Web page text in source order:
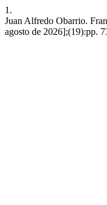
1.
Juan Alfredo Obarrio.
agosto de 2026];(19):pp.